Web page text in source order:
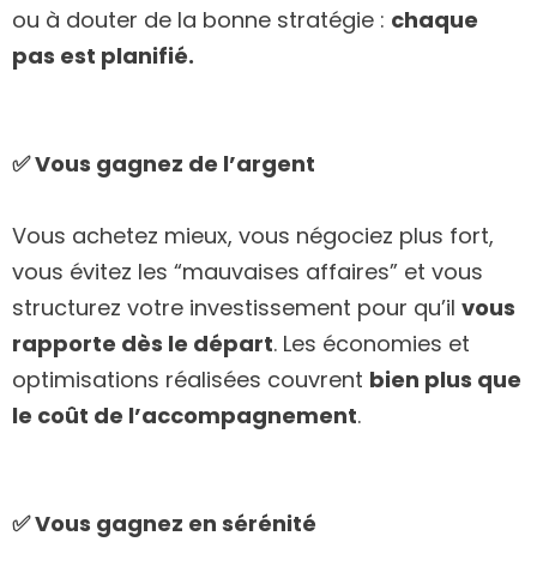
ou à douter de la bonne stratégie : chaque
pas est planifié.
✅ Vous gagnez de l’argent
Vous achetez mieux, vous négociez plus fort,
vous évitez les “mauvaises affaires” et vous
structurez votre investissement pour qu’il vous
rapporte dès le départ. Les économies et
optimisations réalisées couvrent bien plus que
le coût de l’accompagnement.
✅ Vous gagnez en sérénité